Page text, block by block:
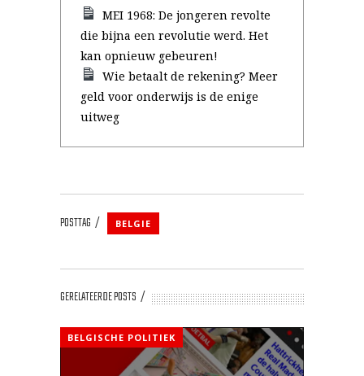
MEI 1968: De jongeren revolte
die bijna een revolutie werd. Het
kan opnieuw gebeuren!
Wie betaalt de rekening? Meer
geld voor onderwijs is de enige
uitweg
POSTTAG BELGIE
GERELATEERDE POSTS
BELGISCHE POLITIEK